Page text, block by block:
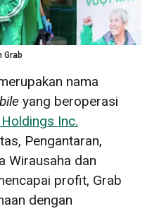
Grab
nama
yang beroperasi
Inc.
Pengantaran,
Wirausaha dan
profit, Grab
dengan